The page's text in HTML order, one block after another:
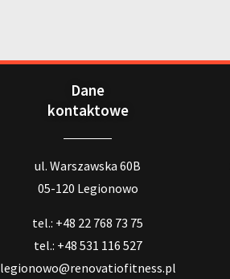
Dane
kontaktowe
ul. Warszawska 60B
05-120 Legionowo
tel.: +48 22 768 73 75
tel.: +48 531 116 527
legionowo@renovatiofitness.pl